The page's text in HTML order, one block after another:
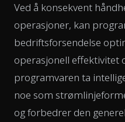
Ved å konsekvent
operasjoner, kan
bedriftsforsendelse
operasjonell effektivitet
programvaren ta
noe som
og forbedrer den